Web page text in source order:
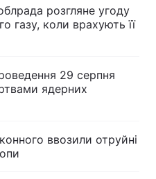
Війна
розгляне угоду
газу, коли врахують її
29 серпня
ядерних
ввозили отруйні